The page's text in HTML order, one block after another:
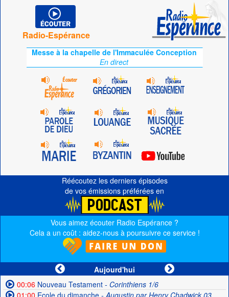
Radio-Espérance
Messe à la chapelle de l'Immaculée Conception
En direct
Réécoutez les derniers épisodes
de vos émissions préférées en
Vous aimez écouter Radio Espérance ?
Cela a un coût : aidez-nous à poursuivre ce service !
Aujourd'hui
00:06Nouveau Testament- Corinthiens 1/6
01:00 Ecole du dimanche- Augustin par Henry Chadwick 03